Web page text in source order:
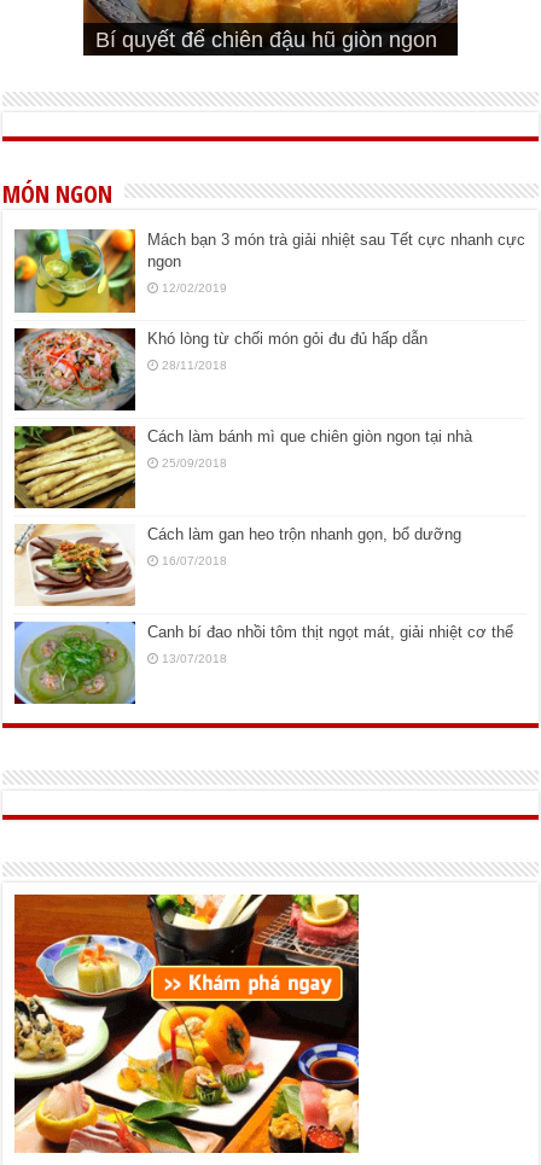
Cách pha nước mắm trộn gỏi ngon
bá cháy
Bí quyết để chiên đậu hũ giòn ngon
Cách ướp sườn non nướng ngon
đúng vị
Cách ướp thịt heo chiên ngon mềm
Bật mí cách ướp sườn cơm tấm
ngon
MÓN NGON
Mách bạn 3 món trà giải nhiệt sau Tết cực nhanh cực
ngon
12/02/2019
Khó lòng từ chối món gỏi đu đủ hấp dẫn
28/11/2018
Cách làm bánh mì que chiên giòn ngon tại nhà
25/09/2018
Cách làm gan heo trộn nhanh gọn, bổ dưỡng
16/07/2018
Canh bí đao nhồi tôm thịt ngọt mát, giải nhiệt cơ thể
13/07/2018